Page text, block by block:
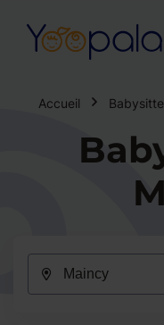
Accueil